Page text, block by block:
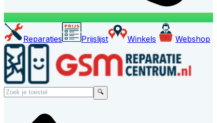
Reparaties Prijslijst Winkels Webshop
🔍